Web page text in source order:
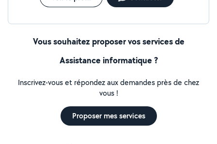
Vous souhaitez proposer vos services de
Assistance informatique ?
Inscrivez-vous et répondez aux demandes près de chez
vous !
Proposer mes services